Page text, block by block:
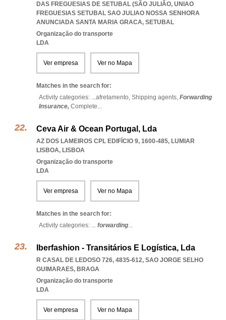
DAS FREGUESIAS DE SETUBAL (SÃO JULIÃO, UNIAO
FREGUESIAS SETUBAL SAO JULIAO NOSSA SENHORA
ANUNCIADA SANTA MARIA GRACA, SETUBAL
Organização do transporte
LDA
Ver empresa Ver no Mapa
Matches in the search for:
Activity categories: ...afretamento, Shipping agents, Forwarding
Insurance, Complete...
Ceva Air & Ocean Portugal, Lda
AZ DOS LAMEIROS CPL EDIFÍCIO 9, 1600-485, LUMIAR
LISBOA, LISBOA
Organização do transporte
LDA
Ver empresa Ver no Mapa
Matches in the search for:
Activity categories: ... forwarding...
Iberfashion - Transitários E Logística, Lda
R CASAL DE LEDOSO 726, 4835-612, SAO JORGE SELHO
GUIMARAES, BRAGA
Organização do transporte
LDA
Ver empresa Ver no Mapa